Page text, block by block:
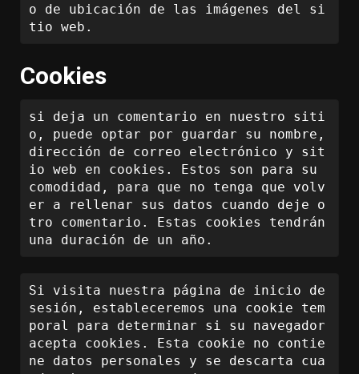
o de ubicación de las imágenes del si
tio web.
Cookies
si deja un comentario en nuestro siti
o, puede optar por guardar su nombre,
dirección de correo electrónico y sit
io web en cookies. Estos son para su
comodidad, para que no tenga que volv
er a rellenar sus datos cuando deje o
tro comentario. Estas cookies tendrán
una duración de un año.
Si visita nuestra página de inicio de
sesión, estableceremos una cookie tem
poral para determinar si su navegador
acepta cookies. Esta cookie no contie
ne datos personales y se descarta cua